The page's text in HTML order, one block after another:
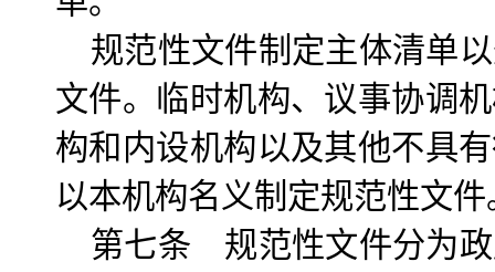
规范性文件制定主体清单
文件。临时机构、议事协调
构和内设机构以及其他不具
以本机构名义制定规范性文件
第七条 规范性文件分为